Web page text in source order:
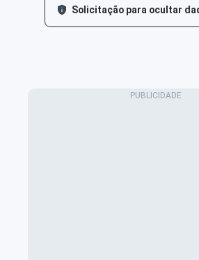
Solicitação para ocultar